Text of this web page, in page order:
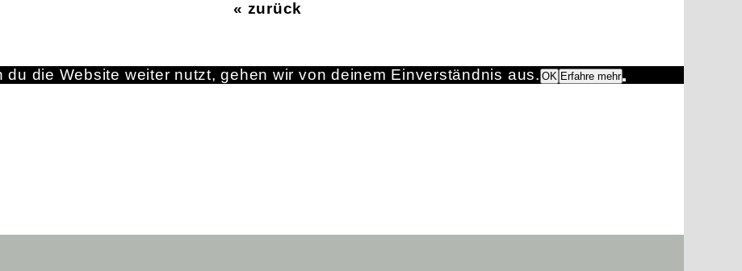
« zurück
die Website weiter nutzt, gehen wir von deinem Einverständnis aus. OK Erfahre mehr